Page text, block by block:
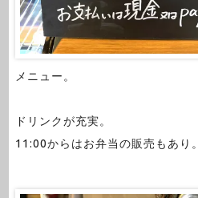
メニュー。
ドリンクが充実。
11:00からはお弁当の販売もあり。